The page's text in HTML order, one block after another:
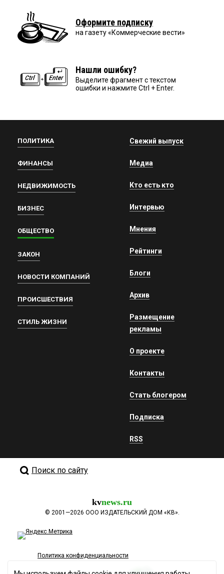
Оформите подписку
на газету «Коммерческие вести»
Нашли ошибку?
Выделите фрагмент с текстом
ошибки и нажмите Ctrl + Enter.
ПОЛИТИКА
ФИНАНСЫ
НЕДВИЖИМОСТЬ
БИЗНЕС
ОБЩЕСТВО
ЗАКОН
НОВОСТИ КОМПАНИЙ
ПРОИСШЕСТВИЯ
СТИЛЬ ЖИЗНИ
Свежий выпуск
Медиа
Кто есть кто
Интервью
Мнения
Рейтинги
Блоги
Архив
Размещение
рекламы
О проекте
Контакты
Стать блогером
Подписка
RSS
Поиск по сайту
kvnews.ru
© 2001—2026 ООО ИЗДАТЕЛЬСКИЙ ДОМ «КВ».
Политика конфиденциальности